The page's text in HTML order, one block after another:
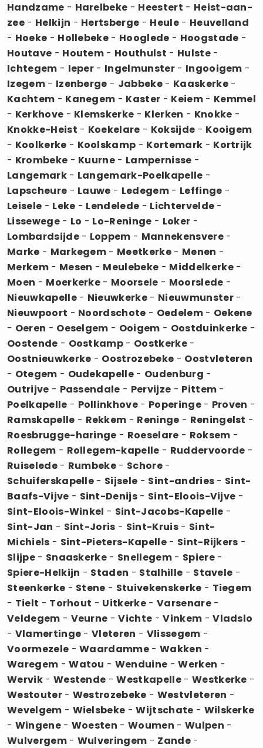
Handzame - Harelbeke - Heestert - Heist-aan-
zee- Helkijn - Hertsberge - Heule- Heuvelland
- Hoeke - Hollebeke - Hooglede - Hoogstade -
Houtave - Houtem - Houthulst - Hulste-
Ichtegem - Ieper - Ingelmunster- Ingooigem -
Izegem- Izenberge - Jabbeke - Kaaskerke-
Kachtem - Kanegem - Kaster - Keiem- Kemmel
- Kerkhove - Klemskerke - Klerken - Knokke -
Knokke-Heist - Koekelare - Koksijde - Kooigem
- Koolkerke - Koolskamp - Kortemark - Kortrijk
- Krombeke - Kuurne - Lampernisse -
Langemark- Langemark-Poelkapelle -
Lapscheure - Lauwe - Ledegem - Leffinge -
Leisele - Leke - Lendelede - Lichtervelde -
Lissewege- Lo - Lo-Reninge - Loker -
Lombardsijde- Loppem - Mannekensvere-
Marke - Markegem - Meetkerke - Menen -
Merkem- Mesen - Meulebeke - Middelkerke-
Moen - Moerkerke - Moorsele - Moorslede -
Nieuwkapelle- Nieuwkerke - Nieuwmunster-
Nieuwpoort - Noordschote - Oedelem- Oekene
- Oeren - Oeselgem - Ooigem - Oostduinkerke -
Oostende - Oostkamp - Oostkerke-
Oostnieuwkerke - Oostrozebeke - Oostvleteren
- Otegem - Oudekapelle - Oudenburg -
Outrijve - Passendale - Pervijze - Pittem -
Poelkapelle - Pollinkhove - Poperinge- Proven -
Ramskapelle - Rekkem - Reninge - Reningelst -
Roesbrugge-haringe - Roeselare - Roksem -
Rollegem - Rollegem-kapelle - Ruddervoorde -
Ruiselede- Rumbeke - Schore -
Schuiferskapelle - Sijsele - Sint-andries - Sint-
Baafs-Vijve - Sint-Denijs - Sint-Eloois-Vijve -
Sint-Eloois-Winkel - Sint-Jacobs-Kapelle -
Sint-Jan - Sint-Joris - Sint-Kruis- Sint-
Michiels - Sint-Pieters-Kapelle- Sint-Rijkers -
Slijpe- Snaaskerke - Snellegem- Spiere-
Spiere-Helkijn - Staden - Stalhille - Stavele -
Steenkerke - Stene - Stuivekenskerke - Tiegem
- Tielt - Torhout - Uitkerke - Varsenare-
Veldegem - Veurne -Vichte -Vinkem -Vladslo
- Vlamertinge -Vleteren - Vlissegem -
Voormezele -Waardamme -Wakken -
Waregem -Watou - Wenduine -Werken -
Wervik- Westende -Westkapelle- Westkerke -
Westouter- Westrozebeke - Westvleteren -
Wevelgem - Wielsbeke -Wijtschate - Wilskerke
- Wingene- Woesten -Woumen - Wulpen -
Wulvergem- Wulveringem - Zande-